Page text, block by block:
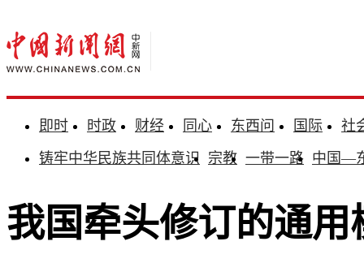
即时 时政 财经 同心 东西问 国际
社
铸牢中华民族共同体意识 宗教 一带一路 中国—
我国牵头修订的通